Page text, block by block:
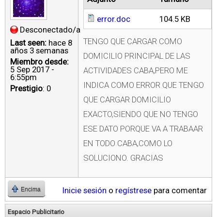
Desconectado/a
Last seen: hace 8
años 3 semanas
Miembro desde:
5 Sep 2017 -
6:55pm
Prestigio: 0
error.doc 104.5 KB
TENGO QUE CARGAR COMO
DOMICILIO PRINCIPAL DE LAS
ACTIVIDADES CABA,PERO ME
INDICA COMO ERROR QUE TENGO
QUE CARGAR DOMICILIO
EXACTO,SIENDO QUE NO TENGO
ESE DATO PORQUE VA A TRABAAR
EN TODO CABA,COMO LO
SOLUCIONO. GRACIAS
Encima Inicie sesión o regístrese para comentar
Espacio Publicitario